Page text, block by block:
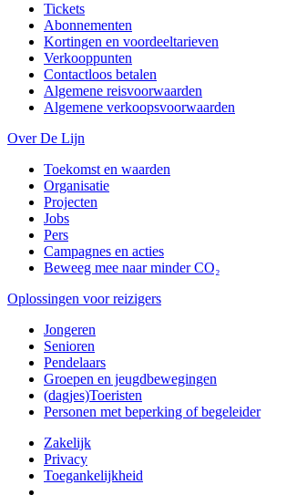
Tickets
Abonnementen
Kortingen en voordeeltarieven
Verkooppunten
Contactloos betalen
Algemene reisvoorwaarden
Algemene verkoopsvoorwaarden
Over De Lijn
Toekomst en waarden
Organisatie
Projecten
Jobs
Pers
Campagnes en acties
Beweeg mee naar minder CO₂
Oplossingen voor reizigers
Jongeren
Senioren
Pendelaars
Groepen en jeugdbewegingen
(dagjes)Toeristen
Personen met beperking of begeleider
Zakelijk
Privacy
Toegankelijkheid